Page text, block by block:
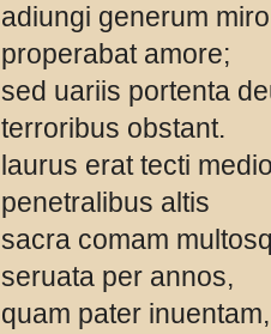
adiungi generum miro
properabat amore;
sed uariis portenta
terroribus obstant.
laurus erat tecti
penetralibus altis
sacra comam
seruata per annos,
quam pater